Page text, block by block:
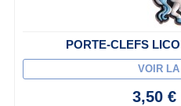
PORTE-CLEFS
VOIR LA
3,50 €